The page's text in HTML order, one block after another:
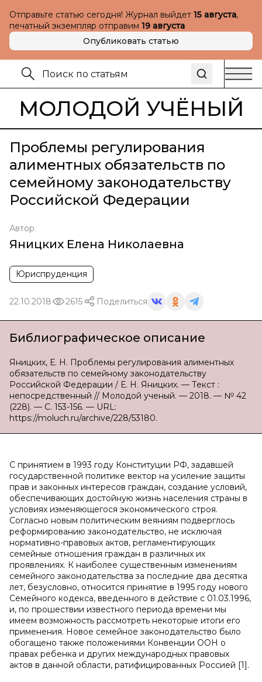
Отправьте статью сегодня! Журнал выйдет 15 августа,
печатный экземпляр отправим 19 августа
Опубликовать статью
МОЛОДОЙ УЧЁНЫЙ
Проблемы регулирования
алиментных обязательств по
семейному законодательству
Российской Федерации
Автор
Яницких Елена Николаевна
Юриспруденция
22.10.2018 2615 Поделиться
Библиографическое описание
Яницких, Е. Н. Проблемы регулирования алиментных
обязательств по семейному законодательству
Российской Федерации / Е. Н. Яницких. — Текст :
непосредственный // Молодой ученый. — 2018. — № 42
(228). — С. 153-156. — URL:
https://moluch.ru/archive/228/53180.
С принятием в 1993 году Конституции РФ, задавшей
государственной политике вектор на усиление защиты
прав и законных интересов граждан, создание условий,
обеспечивающих достойную жизнь населения страны в
условиях изменяющегося экономического строя.
Согласно новым политическим веяниям подверглось
реформированию законодательство, не исключая
нормативно-правовых актов, регламентирующих
семейные отношения граждан в различных их
проявлениях. К наиболее существенным изменениям
семейного законодательства за последние два десятка
лет, безусловно, относится принятие в 1995 году нового
Семейного кодекса, введенного в действие с 01.03.1996,
и, по прошествии известного периода времени мы
имеем возможность рассмотреть некоторые итоги его
применения. Новое семейное законодательство было
обогащено также положениями Конвенции ООН о
правах ребенка и других международных правовых
актов в данной области, ратифицированных Россией [1].